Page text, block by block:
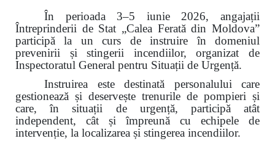
În perioada 3–5 iunie 2026, angajații
Întreprinderii de Stat „Calea Ferată din Moldova”
participă la un curs de instruire în domeniul
prevenirii și stingerii incendiilor, organizat de
Inspectoratul General pentru Situații de Urgență.
Instruirea este destinată personalului care
gestionează și deservește trenurile de pompieri și
care, în situații de urgență, participă atât
independent, cât și împreună cu echipele de
intervenție, la localizarea și stingerea incendiilor.